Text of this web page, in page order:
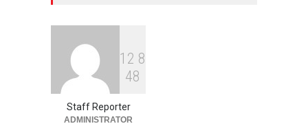
বৈশ্বিক প্রতিযোগিতা সক্ষমতা বাড়াতে
পোশাক শিল্পে নতুন উদ্যোগ
1 2 8
48
Staff Reporter
ADMINISTRATOR